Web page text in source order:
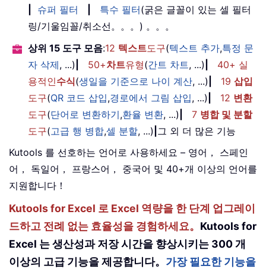
슈퍼 필터 특수 필터(굵은 글꼴이 있는 셀 필터
링/기울임꼴/취소선。。。) 。。。
상위 15 도구 모음:12 텍스트도구(텍스트 추가,특정 문
자 삭제, ...) 50+차트유형(간트 차트, ...)
40+ 실
용적인수식(생일을 기준으로 나이 계산, ...) 19 삽입
도구(QR 코드 삽입,경로에서 그림 삽입, ...) 12 변환
도구(단어로 변환하기,환율 변환, ...) 7 병합 및 분할
도구(고급 행 병합,셀 분할, ...) 그 외 더 많은 기능
Kutools 를 선호하는 언어로 사용하세요 – 영어， 스페인
어， 독일어， 프랑스어， 중국어 및 40+개 이상의 언어를
지원합니다！
Kutools for Excel 로 Excel 역량을 한 단계 업그레이
드하고 전례 없는 효율성을 경험하세요。 Kutools for
Excel 는 생산성과 저장 시간을 향상시키는 300 개
이상의 고급 기능을 제공합니다。 가장 필요한 기능을